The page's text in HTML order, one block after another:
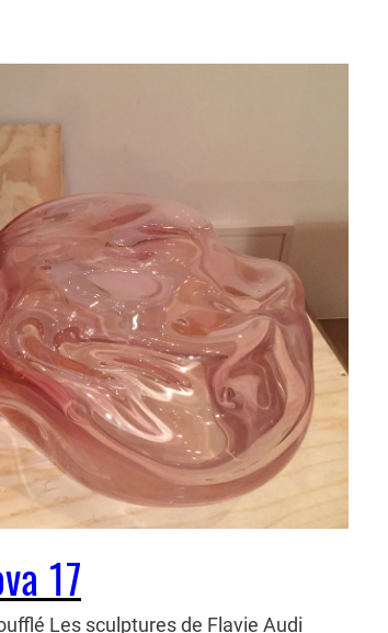
17
Les sculptures de Flavie Audi